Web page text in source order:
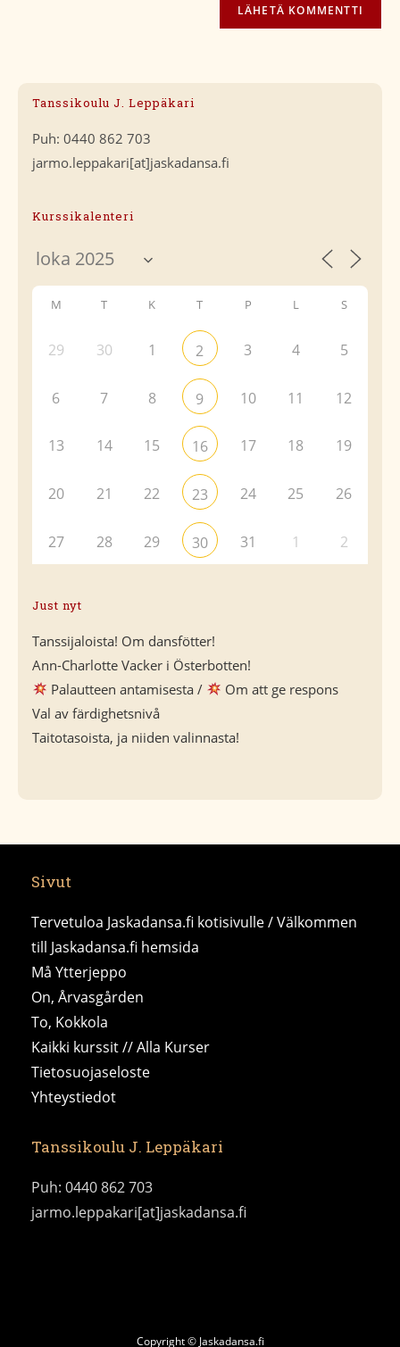
Tanssikoulu J. Leppäkari
Puh: 0440 862 703
jarmo.leppakari[at]jaskadansa.fi
Kurssikalenteri
M T K T P L S
29 30 1 2 3 4 5
6 7 8 9 10 11 12
13 14 15 16 17 18 19
20 21 22 23 24 25 26
27 28 29 30 31 1 2
Just nyt
Tanssijaloista! Om dansfötter!
Ann-Charlotte Vacker i Österbotten!
Palautteen antamisesta /
Om att ge respons
Val av färdighetsnivå
Taitotasoista, ja niiden valinnasta!
Sivut
Tervetuloa Jaskadansa.fi kotisivulle / Välkommen
till Jaskadansa.fi hemsida
Må Ytterjeppo
On, Årvasgården
To, Kokkola
Kaikki kurssit // Alla Kurser
Tietosuojaseloste
Yhteystiedot
Tanssikoulu J. Leppäkari
Puh: 0440 862 703
jarmo.leppakari[at]jaskadansa.fi
Copyright © Jaskadansa.fi